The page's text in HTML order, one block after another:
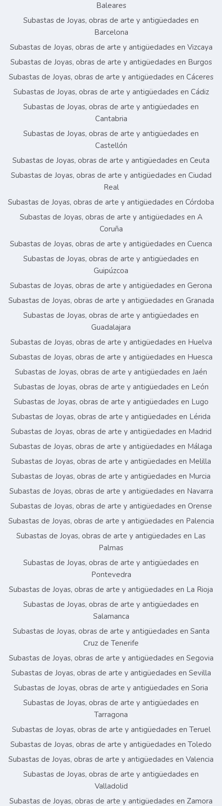
Baleares
Subastas de Joyas, obras de arte y antigüedades en
Barcelona
Subastas de Joyas, obras de arte y antigüedades en Vizcaya
Subastas de Joyas, obras de arte y antigüedades en Burgos
Subastas de Joyas, obras de arte y antigüedades en Cáceres
Subastas de Joyas, obras de arte y antigüedades en Cádiz
Subastas de Joyas, obras de arte y antigüedades en
Cantabria
Subastas de Joyas, obras de arte y antigüedades en
Castellón
Subastas de Joyas, obras de arte y antigüedades en Ceuta
Subastas de Joyas, obras de arte y antigüedades en Ciudad
Real
Subastas de Joyas, obras de arte y antigüedades en Córdoba
Subastas de Joyas, obras de arte y antigüedades en A
Coruña
Subastas de Joyas, obras de arte y antigüedades en Cuenca
Subastas de Joyas, obras de arte y antigüedades en
Guipúzcoa
Subastas de Joyas, obras de arte y antigüedades en Gerona
Subastas de Joyas, obras de arte y antigüedades en Granada
Subastas de Joyas, obras de arte y antigüedades en
Guadalajara
Subastas de Joyas, obras de arte y antigüedades en Huelva
Subastas de Joyas, obras de arte y antigüedades en Huesca
Subastas de Joyas, obras de arte y antigüedades en Jaén
Subastas de Joyas, obras de arte y antigüedades en León
Subastas de Joyas, obras de arte y antigüedades en Lugo
Subastas de Joyas, obras de arte y antigüedades en Lérida
Subastas de Joyas, obras de arte y antigüedades en Madrid
Subastas de Joyas, obras de arte y antigüedades en Málaga
Subastas de Joyas, obras de arte y antigüedades en Melilla
Subastas de Joyas, obras de arte y antigüedades en Murcia
Subastas de Joyas, obras de arte y antigüedades en Navarra
Subastas de Joyas, obras de arte y antigüedades en Orense
Subastas de Joyas, obras de arte y antigüedades en Palencia
Subastas de Joyas, obras de arte y antigüedades en Las
Palmas
Subastas de Joyas, obras de arte y antigüedades en
Pontevedra
Subastas de Joyas, obras de arte y antigüedades en La Rioja
Subastas de Joyas, obras de arte y antigüedades en
Salamanca
Subastas de Joyas, obras de arte y antigüedades en Santa
Cruz de Tenerife
Subastas de Joyas, obras de arte y antigüedades en Segovia
Subastas de Joyas, obras de arte y antigüedades en Sevilla
Subastas de Joyas, obras de arte y antigüedades en Soria
Subastas de Joyas, obras de arte y antigüedades en
Tarragona
Subastas de Joyas, obras de arte y antigüedades en Teruel
Subastas de Joyas, obras de arte y antigüedades en Toledo
Subastas de Joyas, obras de arte y antigüedades en Valencia
Subastas de Joyas, obras de arte y antigüedades en
Valladolid
Subastas de Joyas, obras de arte y antigüedades en Zamora